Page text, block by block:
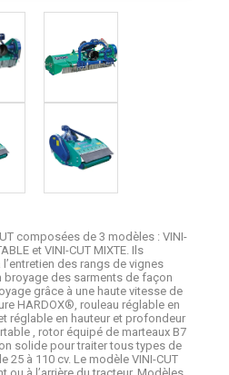
composées de 3 modèles : VINI-
et VINI-CUT MIXTE. Ils
des rangs de vignes
broyage des sarments de façon
grâce à une haute vitesse de
HARDOX®, rouleau réglable en
réglable en hauteur et profondeur
, rotor équipé de marteaux B7
solide pour traiter tous types de
25 à 110 cv. Le modèle VINI-CUT